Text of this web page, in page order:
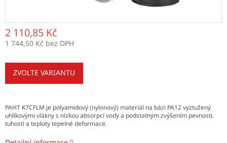
2 110,85 Kč
1 744,50 Kč bez DPH
ZVOLTE VARIANTU
PAHT K7CFLM je polyamidový (nylonový) materiál na bázi PA12 vyztužený
uhlíkovými vlákny s nízkou absorpcí vody a podstatným zvýšením pevnosti,
tuhosti a teploty tepelné deformace.